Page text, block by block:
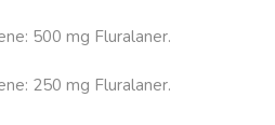
500 mg Fluralaner.
250 mg Fluralaner.